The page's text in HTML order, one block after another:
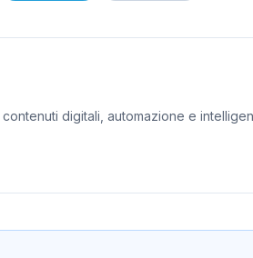
digitali, automazione e